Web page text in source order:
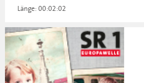
Länge: 00:02:02